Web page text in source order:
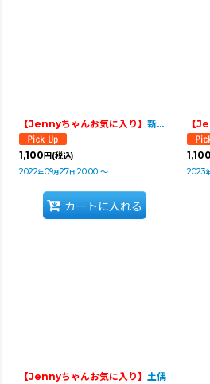
【Jennyちゃんお気に入り】 新巻鮭
1,100 円 (税込)
2022年09月27日 20:00 ～
カートに入れる
【
1,100
2023
【Jennyちゃんお気に入り】 土偶